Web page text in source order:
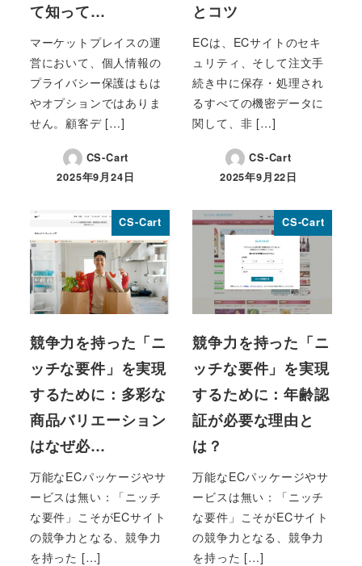
て知って…
マーケットプレイスの運
営において、個人情報の
プライバシー保護はもは
やオプションではありま
せん。顧客デ […]
CS-Cart
投稿日
2025年9月24日
とコツ
ECは、ECサイトのセキ
ュリティ、そして注文手
続き中に保存・処理され
るすべての機密データに
関して、非 […]
CS-Cart
投稿日
2025年9月22日
CS-Cart
競争力を持った「ニ
ッチな要件」を実現
するために：多彩な
商品バリエーション
はなぜ必…
万能なECパッケージやサ
ービスは無い：「ニッチ
な要件」こそがECサイト
の競争力となる、競争力
を持った […]
CS-Cart
競争力を持った「ニ
ッチな要件」を実現
するために：年齢認
証が必要な理由と
は？
万能なECパッケージやサ
ービスは無い：「ニッチ
な要件」こそがECサイト
の競争力となる、競争力
を持った […]